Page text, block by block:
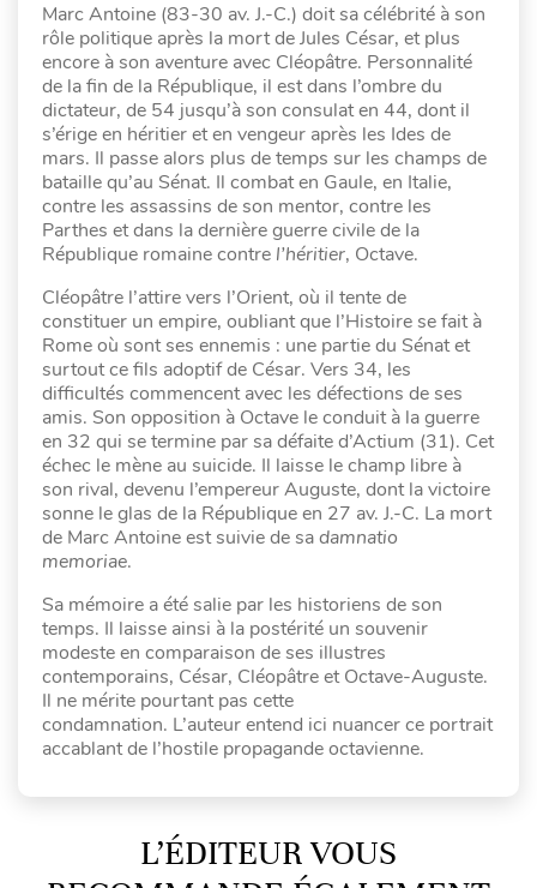
Marc Antoine (83-30 av. J.-C.) doit sa célébrité à son
rôle politique après la mort de Jules César, et plus
encore à son aventure avec Cléopâtre. Personnalité
de la fin de la République, il est dans l’ombre du
dictateur, de 54 jusqu’à son consulat en 44, dont il
s’érige en héritier et en vengeur après les Ides de
mars. Il passe alors plus de temps sur les champs de
bataille qu’au Sénat. Il combat en Gaule, en Italie,
contre les assassins de son mentor, contre les
Parthes et dans la dernière guerre civile de la
République romaine contre l’héritier, Octave.
Cléopâtre l’attire vers l’Orient, où il tente de
constituer un empire, oubliant que l’Histoire se fait à
Rome où sont ses ennemis : une partie du Sénat et
surtout ce fils adoptif de César. Vers 34, les
difficultés commencent avec les défections de ses
amis. Son opposition à Octave le conduit à la guerre
en 32 qui se termine par sa défaite d’Actium (31). Cet
échec le mène au suicide. Il laisse le champ libre à
son rival, devenu l’empereur Auguste, dont la victoire
sonne le glas de la République en 27 av. J.-C. La mort
de Marc Antoine est suivie de sadamnatio
memoriae.
Sa mémoire a été salie par les historiens de son
temps. Il laisse ainsi à la postérité un souvenir
modeste en comparaison de ses illustres
contemporains, César, Cléopâtre et Octave-Auguste.
Il ne mérite pourtant pas cette
condamnation. L’auteur entend ici nuancer ce portrait
accablant de l’hostile propagande octavienne.
L’ÉDITEUR VOUS